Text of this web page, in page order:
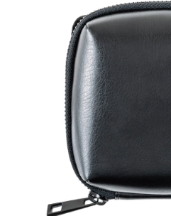
整えて、持ち歩く。
メーカー希望小売価格：
+ 税
しなやかで上質な合成皮革を使用
型崩れしにくく美しいフォルムを
内側は仕分けしやすいポケット設
ガジェットや小物をすっきり整理。